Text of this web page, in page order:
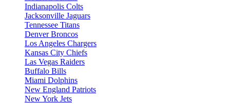
Indianapolis Colts
Jacksonville Jaguars
Tennessee Titans
Denver Broncos
Los Angeles Chargers
Kansas City Chiefs
Las Vegas Raiders
Buffalo Bills
Miami Dolphins
New England Patriots
New York Jets